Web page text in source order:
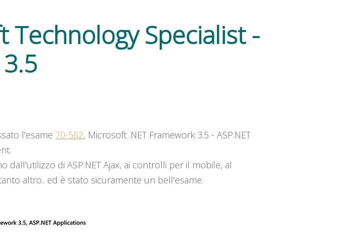
Technology Specialist -
l'esame 70-562, Microsoft .NET Framework 3.5 - ASP.NET
dall'utilizzo di ASP.NET Ajax, ai controlli per il mobile, al
altro.. ed è stato sicuramente un bell'esame.